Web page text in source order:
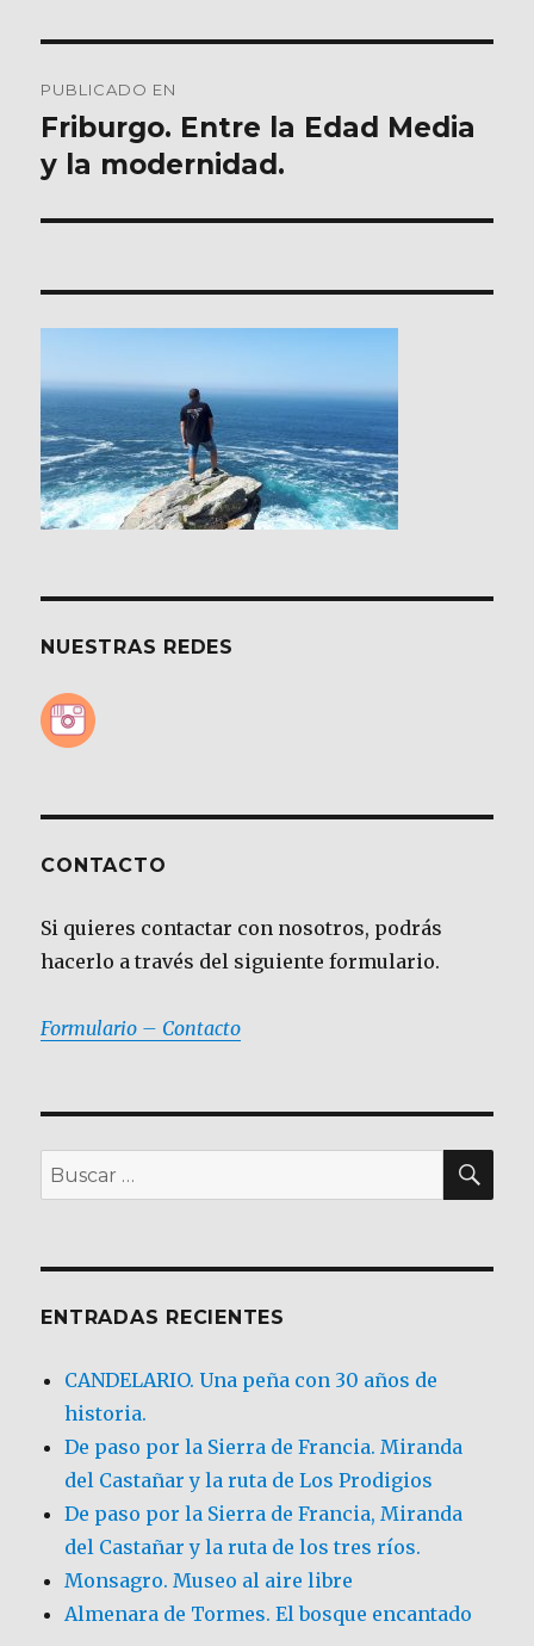
de
entradas
PUBLICADO EN
Friburgo. Entre la Edad Media
y la modernidad.
NUESTRAS REDES
CONTACTO
Si quieres contactar con nosotros, podrás
hacerlo a través del siguiente formulario.
Formulario – Contacto
Buscar
por:
ENTRADAS RECIENTES
CANDELARIO. Una peña con 30 años de
historia.
De paso por la Sierra de Francia. Miranda
del Castañar y la ruta de Los Prodigios
De paso por la Sierra de Francia, Miranda
del Castañar y la ruta de los tres ríos.
Monsagro. Museo al aire libre
Almenara de Tormes. El bosque encantado